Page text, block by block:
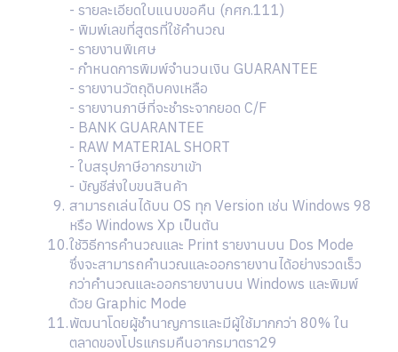
- รายละเอียดใบแนบขอคืน (กศก.111)
- พิมพ์เลขที่สูตรที่ใช้คำนวณ
- รายงานพิเศษ
- กำหนดการพิมพ์จำนวนเงิน GUARANTEE
- รายงานวัตถุดิบคงเหลือ
- รายงานภาษีที่จะชำระจากยอด C/F
- BANK GUARANTEE
- RAW MATERIAL SHORT
- ใบสรุปภาษีอากรขาเข้า
- บัญชีส่งใบขนสินค้า
สามารถเล่นได้บน OS ทุก Version เช่น Windows 98
หรือ Windows Xp เป็นต้น
ใช้วิธีการคำนวณและ Print รายงานบน Dos Mode
ซึ่งจะสามารถคำนวณและออกรายงานได้อย่างรวดเร็ว
กว่าคำนวณและออกรายงานบน Windows และพิมพ์
ด้วย Graphic Mode
พัฒนาโดยผู้ชำนาญการและมีผู้ใช้มากกว่า 80% ใน
ตลาดของโปรแกรมคืนอากรมาตรา29